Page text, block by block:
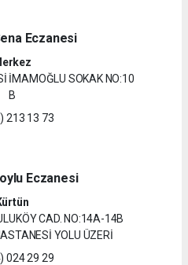
Eczanesi
İMAMOĞLU SOKAK NO:10
B
213 13 73
Eczanesi
CAD. NO:14A-14B
YOLU ÜZERİ
024 29 29